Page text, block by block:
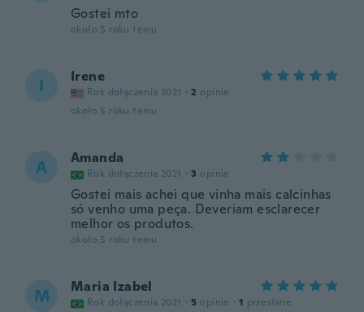
Gostei mto
około 5 roku temu
I Irene
Rok dołączenia 2021 · 2 opinie
około 5 roku temu
A Amanda
Rok dołączenia 2021 · 3 opinie
Gostei mais achei que vinha mais calcinhas
só venho uma peça. Deveriam esclarecer
melhor os produtos.
około 5 roku temu
M Maria Izabel
Rok dołączenia 2021 · 5 opinie · 1 przesłane